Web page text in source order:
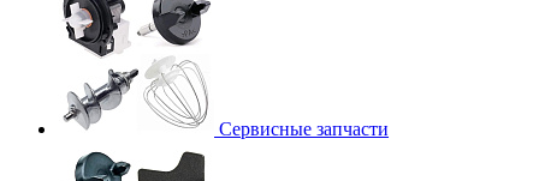
Сервисные запчасти